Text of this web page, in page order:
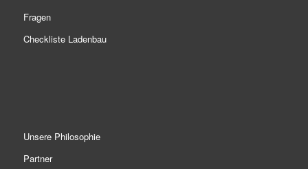
Fragen
Checkliste Ladenbau
Unsere Philosophie
Partner